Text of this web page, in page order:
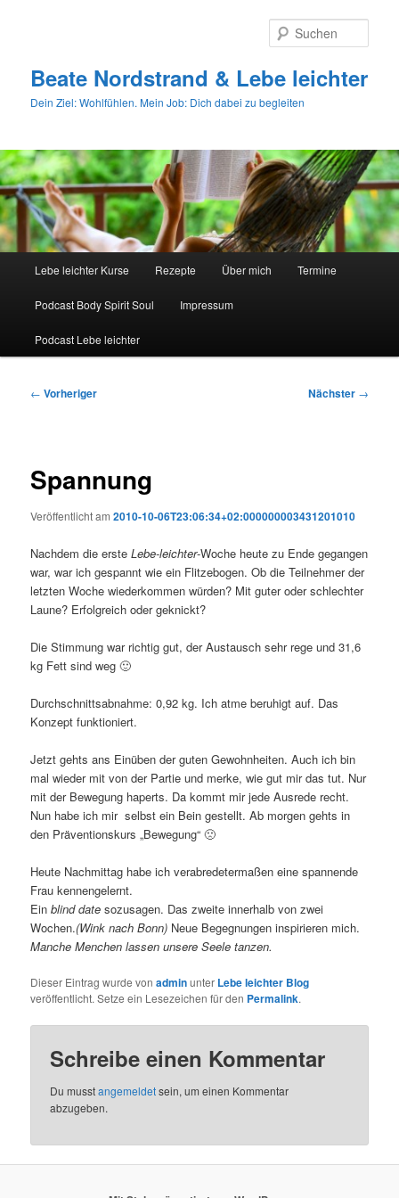
Beate Nordstrand & Lebe leichter
Dein Ziel: Wohlfühlen. Mein Job: Dich dabei zu begleiten
Lebe leichter Kurse Rezepte Über mich Termine
Podcast Body Spirit Soul Impressum
Podcast Lebe leichter
Beitragsnavigation
← Vorheriger Nächster →
Spannung
Veröffentlicht am2010-10-06T23:06:34+02:000000003431201010
Nachdem die ersteLebe-leichter-Woche heute zu Ende gegangen
war, war ich gespannt wie ein Flitzebogen. Ob die Teilnehmer der
letzten Woche wiederkommen würden? Mit guter oder schlechter
Laune? Erfolgreich oder geknickt?
Die Stimmung war richtig gut, der Austausch sehr rege und 31,6
kg Fett sind weg 🙂
Durchschnittsabnahme: 0,92 kg. Ich atme beruhigt auf. Das
Konzept funktioniert.
Jetzt gehts ans Einüben der guten Gewohnheiten. Auch ich bin
mal wieder mit von der Partie und merke, wie gut mir das tut. Nur
mit der Bewegung haperts. Da kommt mir jede Ausrede recht.
Nun habe ich mir selbst ein Bein gestellt. Ab morgen gehts in
den Präventionskurs „Bewegung“ 🙁
Heute Nachmittag habe ich verabredetermaßen eine spannende
Frau kennengelernt.
Einblind date sozusagen. Das zweite innerhalb von zwei
Wochen.(Wink nach Bonn) Neue Begegnungen inspirieren mich.
Manche Menchen lassen unsere Seele tanzen.
Dieser Eintrag wurde vonadminunter Lebe leichter Blog
veröffentlicht. Setze ein Lesezeichen für den Permalink.
Schreibe einen Kommentar
Du musstangemeldetsein, um einen Kommentar
abzugeben.